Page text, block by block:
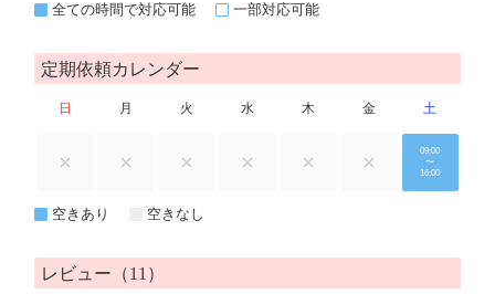
全ての時間で対応可能 一部対応可能
定期依頼カレンダー
日 月 火 水 木 金 土
09:00
〜
16:00
空きあり 空きなし
レビュー（11）